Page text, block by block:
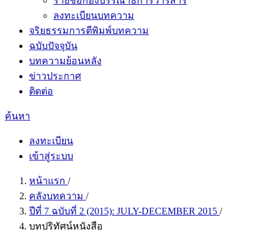
ลงทะเบียนบทความ
จริยธรรมการตีพิมพ์บทความ
ฉบับปัจจุบัน
บทความย้อนหลัง
ข่าวประกาศ
ติดต่อ
ค้นหา
ลงทะเบียน
เข้าสู่ระบบ
หน้าแรก /
คลังบทความ /
ปีที่ 7 ฉบับที่ 2 (2015): JULY-DECEMBER 2015 /
บทปริทัศน์หนังสือ